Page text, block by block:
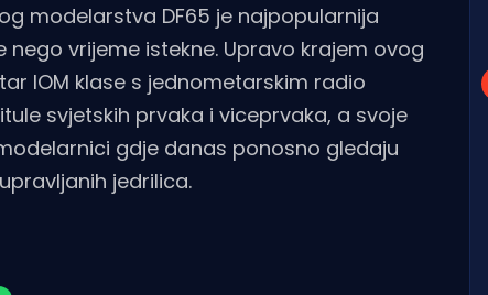
modelarstva DF65 je najpopularnija
vrijeme istekne. Upravo krajem ovog
IOM klase s jednometarskim radio
svjetskih prvaka i viceprvaka, a svoje
gdje danas ponosno gledaju
jedrilica.